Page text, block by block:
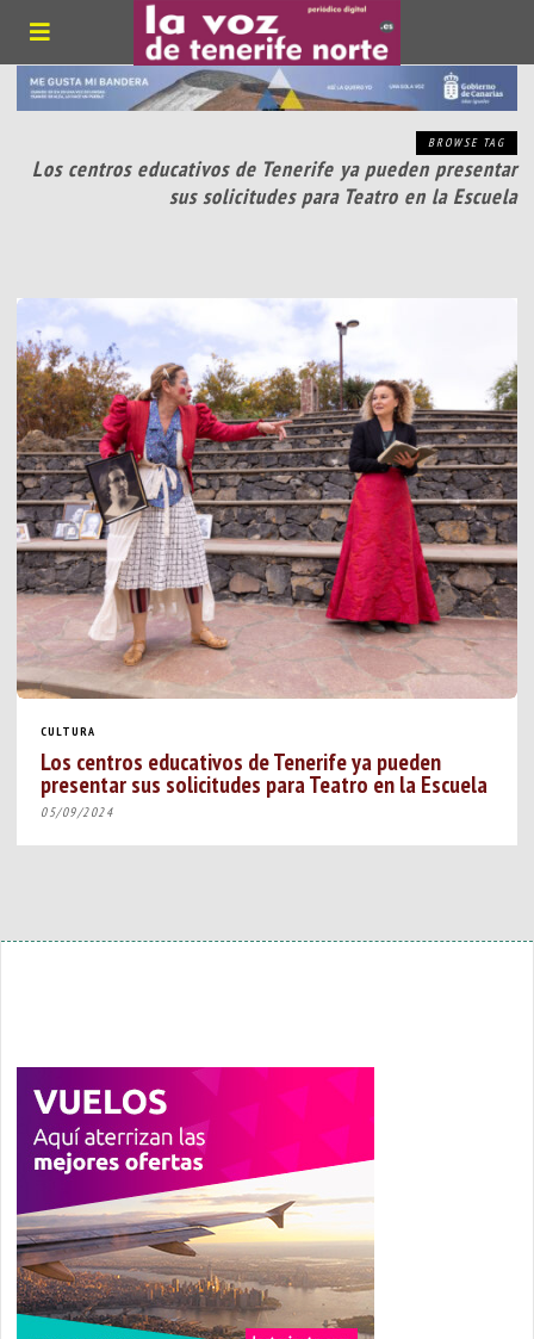
BROWSE TAG
Los centros educativos de Tenerife ya pueden presentar
sus solicitudes para Teatro en la Escuela
CULTURA
Los centros educativos de Tenerife ya pueden
presentar sus solicitudes para Teatro en la Escuela
05/09/2024